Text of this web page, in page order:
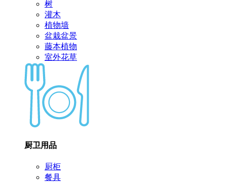
树
灌木
植物墙
盆栽盆景
藤本植物
室外花草
厨卫用品
厨柜
餐具